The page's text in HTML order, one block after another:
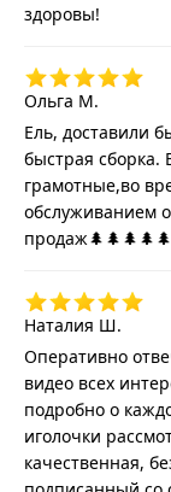
здоровы!
Ольга М.
Ель, доставили
быстрая
грамотные,во
обслуживанием
Наталия Ш.
Оперативно
видео всех
подробно о
иголочки
качественная,